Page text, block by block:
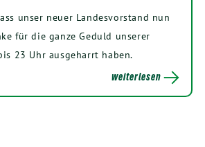
unser neuer Landesvorstand nun
für die ganze Geduld unserer
23 Uhr ausgeharrt haben.
weiterlesen